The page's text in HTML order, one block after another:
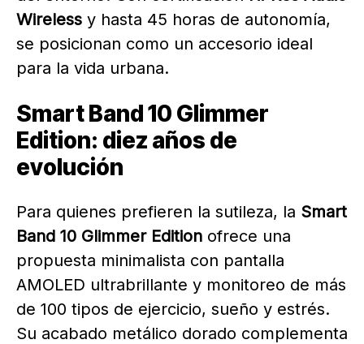
Wireless y hasta 45 horas de autonomía,
se posicionan como un accesorio ideal
para la vida urbana.
Smart Band 10 Glimmer
Edition: diez años de
evolución
Para quienes prefieren la sutileza, la Smart
Band 10 Glimmer Edition ofrece una
propuesta minimalista con pantalla
AMOLED ultrabrillante y monitoreo de más
de 100 tipos de ejercicio, sueño y estrés.
Su acabado metálico dorado complementa